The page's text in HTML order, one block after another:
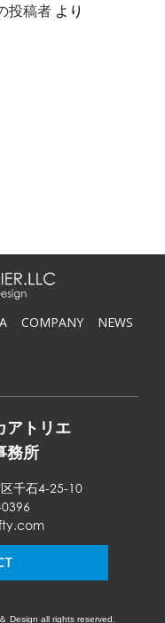
投稿者 より
COMPANY
NEWS
アトリエ
務所
千石4-25-10
Design all rights reserved.